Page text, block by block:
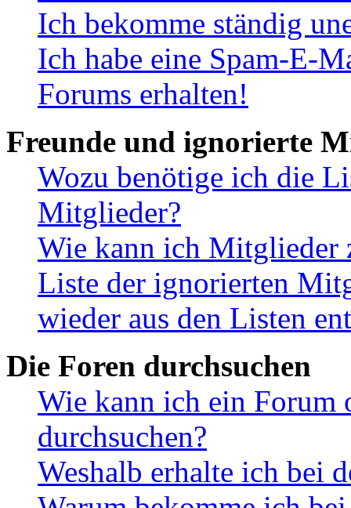
Ich bekomme ständig
Ich habe eine Spam-E-
Forums erhalten!
Freunde und ignorierte
Wozu benötige ich die
Mitglieder?
Wie kann ich Mitglieder
Liste der ignorierten
wieder aus den Listen
Die Foren durchsuchen
Wie kann ich ein Forum
durchsuchen?
Weshalb erhalte ich bei